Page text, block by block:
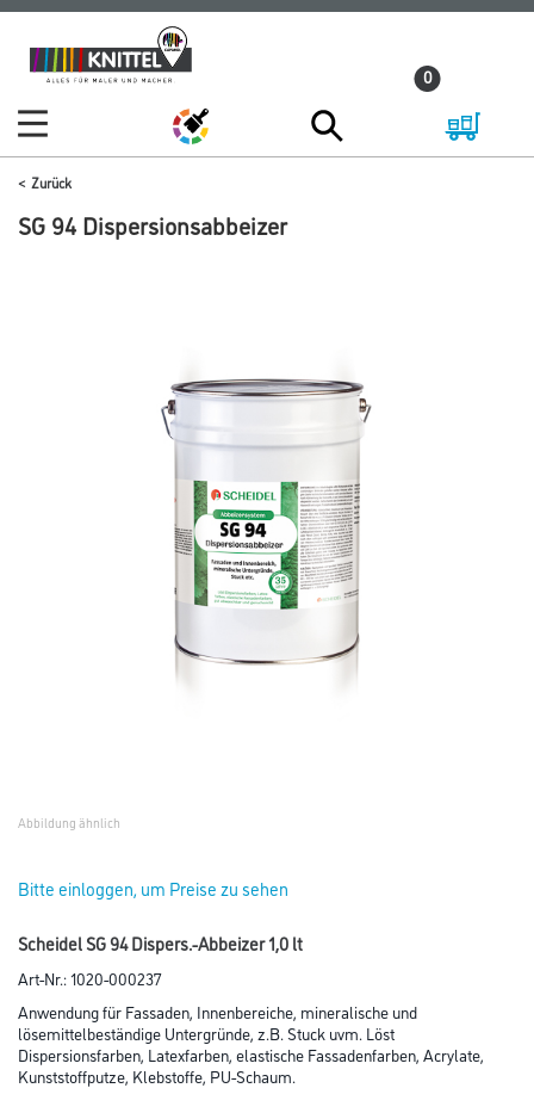
Zum
Inhalt
Zum
Navigationsmenü
0
Zurück
SG 94 Dispersionsabbeizer
Abbildung ähnlich
Bitte einloggen, um Preise zu sehen
Scheidel SG 94 Dispers.-Abbeizer 1,0 lt
Art-Nr.:1020-000237
Anwendung für Fassaden, Innenbereiche, mineralische und
lösemittelbeständige Untergründe, z.B. Stuck uvm. Löst
Dispersionsfarben, Latexfarben, elastische Fassadenfarben, Acrylate,
Kunststoffputze, Klebstoffe, PU-Schaum.